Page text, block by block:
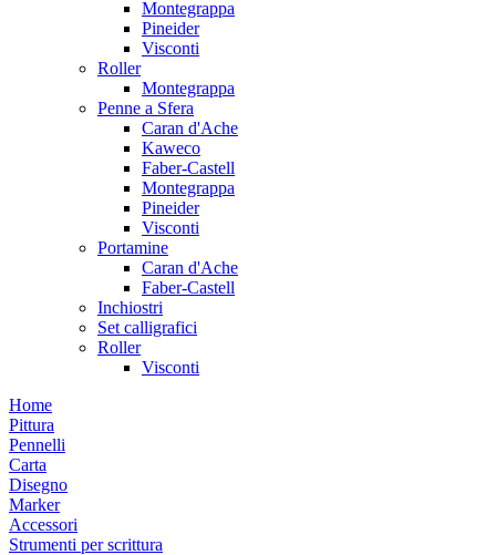
Montegrappa
Pineider
Visconti
Roller
Montegrappa
Penne a Sfera
Caran d'Ache
Kaweco
Faber-Castell
Montegrappa
Pineider
Visconti
Portamine
Caran d'Ache
Faber-Castell
Inchiostri
Set calligrafici
Roller
Visconti
Home
Pittura
Pennelli
Carta
Disegno
Marker
Accessori
Strumenti per scrittura